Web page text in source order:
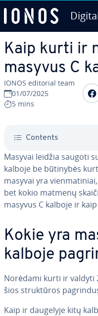
Kaip kurti ir
masyvus C
IONOS editorial team
01/07/2025
5 mins
Contents
Masyvai leidžia saugoti
kalboje be būtinybės
masyvai yra
bet kokio matmenų
masyvus C kalboje ir
Kokie yra
kalboje
Norėdami kurti ir valdyti
šios struk­tū­ros
Kaip ir daugelyje kitų